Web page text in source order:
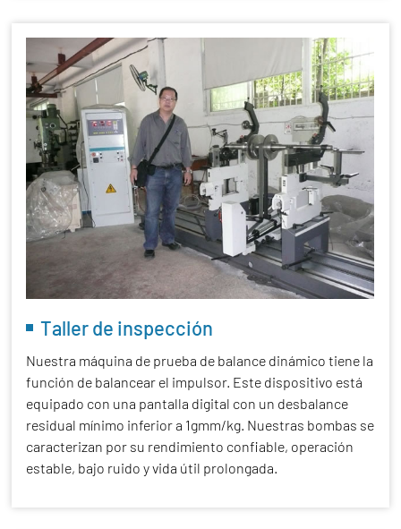
Taller de inspección
Nuestra máquina de prueba de balance dinámico tiene la
función de balancear el impulsor. Este dispositivo está
equipado con una pantalla digital con un desbalance
residual mínimo inferior a 1gmm/kg. Nuestras bombas se
caracterizan por su rendimiento confiable, operación
estable, bajo ruido y vida útil prolongada.